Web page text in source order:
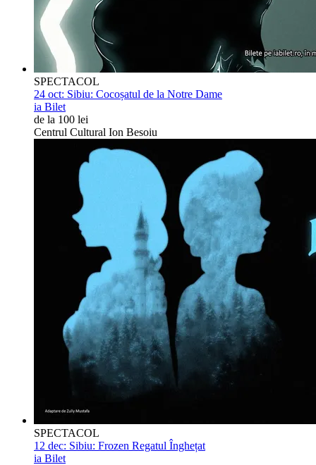
SPECTACOL
24 oct: Sibiu: Cocoșatul de la Notre Dame
ia Bilet
de la 100 lei
Centrul Cultural Ion Besoiu
SPECTACOL
12 dec: Sibiu: Frozen Regatul Înghețat
ia Bilet